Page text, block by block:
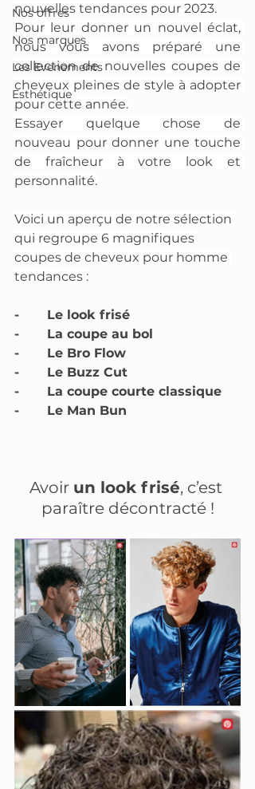
Nos offres
Nos marques
Les Evenements
Esthétique
nouvelles tendances pour 2023.
Pour leur donner un nouvel éclat,
nous vous avons préparé une
collection de nouvelles coupes de
cheveux pleines de style à adopter
pour cette année.
Essayer quelque chose de
nouveau pour donner une touche
de fraîcheur à votre look et
personnalité.
Voici un aperçu de notre sélection
qui regroupe 6 magnifiques
coupes de cheveux pour homme
tendances :
-       Le look frisé
-       La coupe au bol
-       Le Bro Flow
-       Le Buzz Cut
-       La coupe courte classique
-       Le Man Bun
Avoir un look frisé, c’est
paraître décontracté !